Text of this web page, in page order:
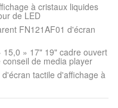
à cristaux liquides
de LED
FN121AF01 d'écran
» 17" 19" cadre ouvert
de media player
tactile d'affichage à